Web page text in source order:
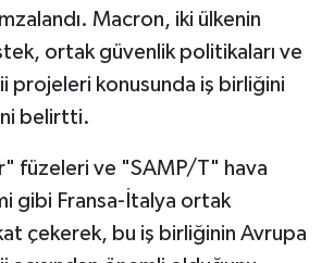
Macron, iki ülkenin
ortak güvenlik politikaları ve
projeleri konusunda iş birliğini
belirtti.
füzeleri ve "SAMP/T" hava
gibi Fransa-İtalya ortak
çekerek, bu iş birliğinin Avrupa